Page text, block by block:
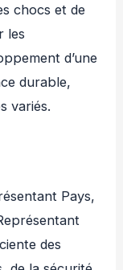
chocs et de
les
d’une
durable,
variés.
Pays,
des